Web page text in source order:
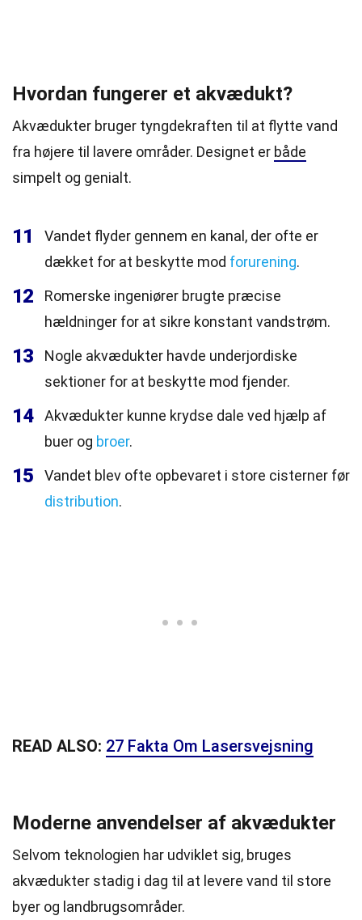
Hvordan fungerer et akvædukt?
Akvædukter bruger tyngdekraften til at flytte vand
fra højere til lavere områder. Designet er både
simpelt og genialt.
11
Vandet flyder gennem en kanal, der ofte er
dækket for at beskytte mod forurening.
12
Romerske ingeniører brugte præcise
hældninger for at sikre konstant vandstrøm.
13
Nogle akvædukter havde underjordiske
sektioner for at beskytte mod fjender.
14
Akvædukter kunne krydse dale ved hjælp af
buer og broer.
15
Vandet blev ofte opbevaret i store cisterner før
distribution.
READ ALSO: 27 Fakta Om Lasersvejsning
Moderne anvendelser af akvædukter
Selvom teknologien har udviklet sig, bruges
akvædukter stadig i dag til at levere vand til store
byer og landbrugsområder.